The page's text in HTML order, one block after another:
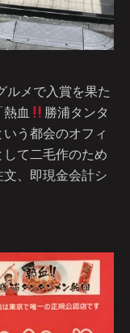
ルメで入賞を果た
血
勝浦タンタ
う都会のオフィ
て二毛作のため
、即現金会計シ